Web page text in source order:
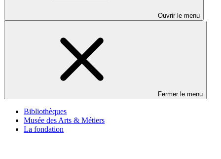
Ouvrir le menu
Fermer le menu
Bibliothèques
Musée des Arts & Métiers
La fondation